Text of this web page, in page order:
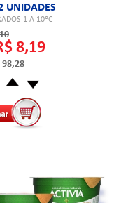
UNIDADES
1 A 10ºC
8,19
98,28